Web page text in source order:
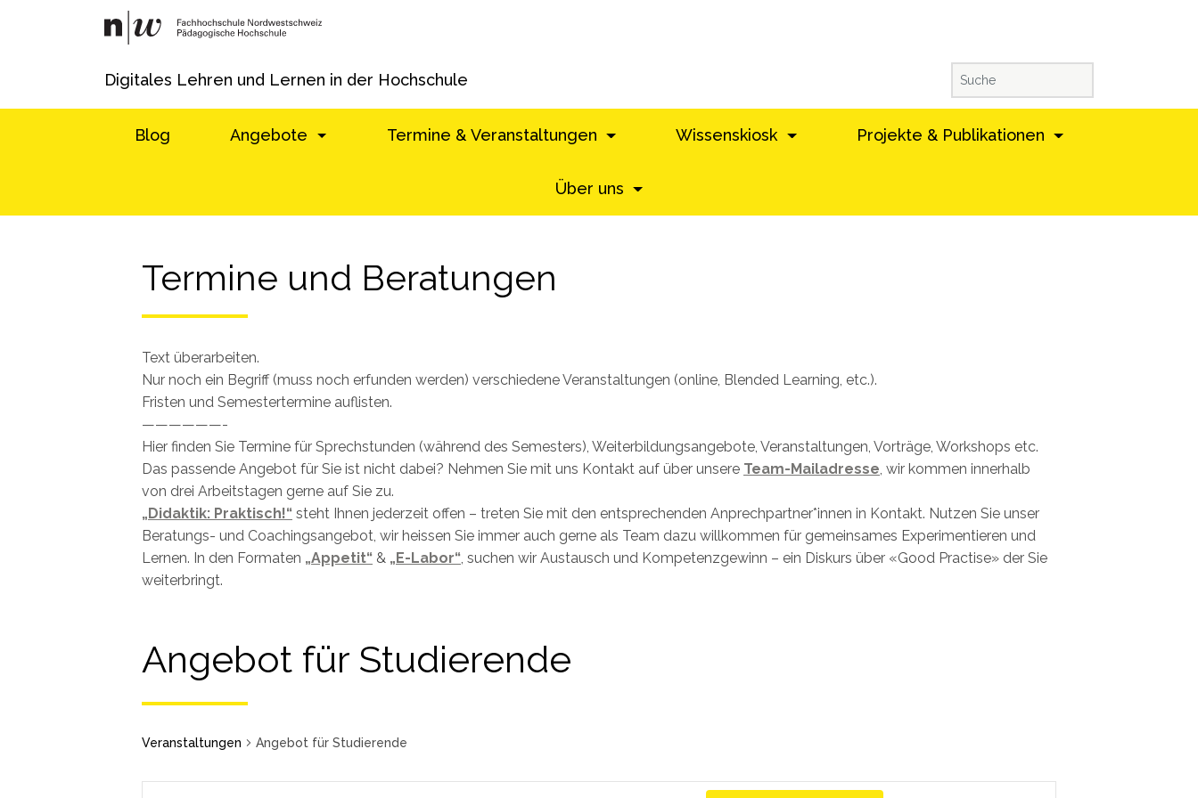
Digitales Lehren und Lernen in der Hochschule
Blog Angebote Termine & Veranstaltungen Wissenskiosk Projekte & Publikationen
Über uns
Termine und Beratungen
Text überarbeiten.
Nur noch ein Begriff (muss noch erfunden werden) verschiedene Veranstaltungen (online, Blended Learning, etc.).
Fristen und Semestertermine auflisten.
——————-
Hier finden Sie Termine für Sprechstunden (während des Semesters), Weiterbildungsangebote, Veranstaltungen, Vorträge, Workshops etc.
Das passende Angebot für Sie ist nicht dabei? Nehmen Sie mit uns Kontakt auf über unsere Team-Mailadresse , wir kommen innerhalb
von drei Arbeitstagen gerne auf Sie zu.
„Didaktik: Praktisch!“ steht Ihnen jederzeit offen – treten Sie mit den entsprechenden Anprechpartner*innen in Kontakt. Nutzen Sie unser
Beratungs- und Coachingsangebot, wir heissen Sie immer auch gerne als Team dazu willkommen für gemeinsames Experimentieren und
Lernen. In den Formaten „Appetit“ & „E-Labor“ , suchen wir Austausch und Kompetenzgewinn – ein Diskurs über «Good Practise» der Sie
weiterbringt.
Angebot für Studierende
Veranstaltungen Angebot für Studierende